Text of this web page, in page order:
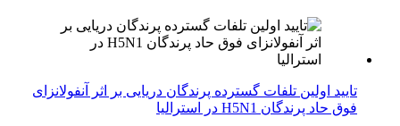
تایید اولین تلفات گسترده پرندگان دریایی بر اثر آنفولانزای
فوق حاد پرندگان H5N1 در استرالیا